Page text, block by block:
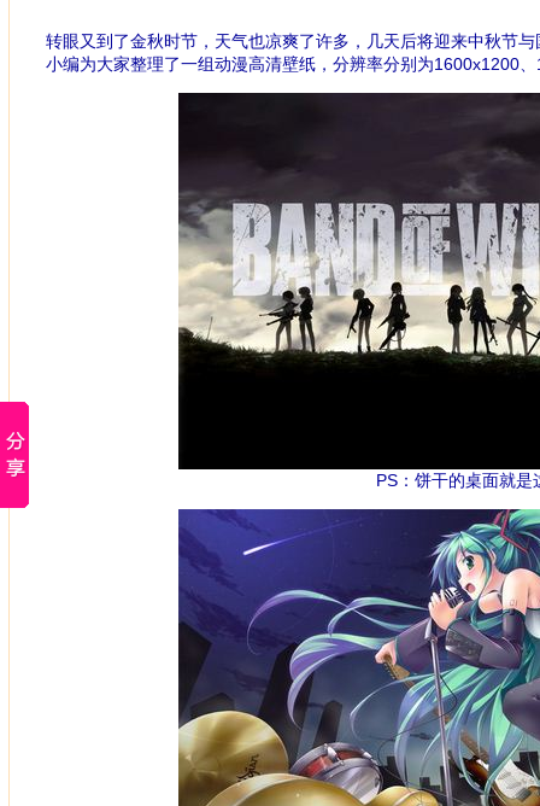
转眼又到了金秋时节，天气也凉爽了许多，几天后将迎来中秋节
小编为大家整理了一组动漫高清壁纸，分辨率分别为1600x1200
PS：饼干的桌面就是